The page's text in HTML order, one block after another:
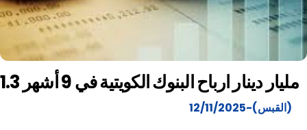
1.3 مليار دينار ارباح البنوك الكويتية في 9 أشهر
(القبس)-12/11/2025